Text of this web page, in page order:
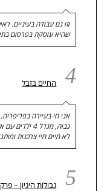
וזו גם עבודה בעיניים.
שהיא עוסקת בפרסום
4 החיים בזבל
אני חי בעיירה
גבוה, מגדל 4
לא חיים חיי צרכנות
5